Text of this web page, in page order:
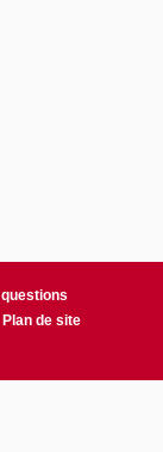
Plan de site